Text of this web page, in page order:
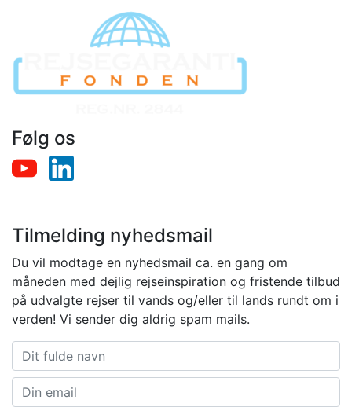
Følg os
Tilmelding nyhedsmail
Du vil modtage en nyhedsmail ca. en gang om
måneden med dejlig rejseinspiration og fristende tilbud
på udvalgte rejser til vands og/eller til lands rundt om i
verden! Vi sender dig aldrig spam mails.